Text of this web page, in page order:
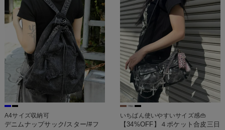
A4サイズ収納可
デニムナップサック/スター/#フ
いちばん使いやすいサイズ感👜
【34%OFF】４ポケット合皮三日